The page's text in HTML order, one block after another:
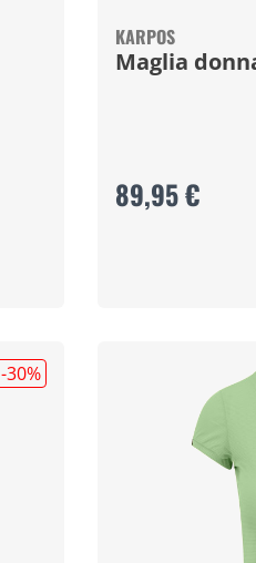
KARPOS
89,95 €
-30%